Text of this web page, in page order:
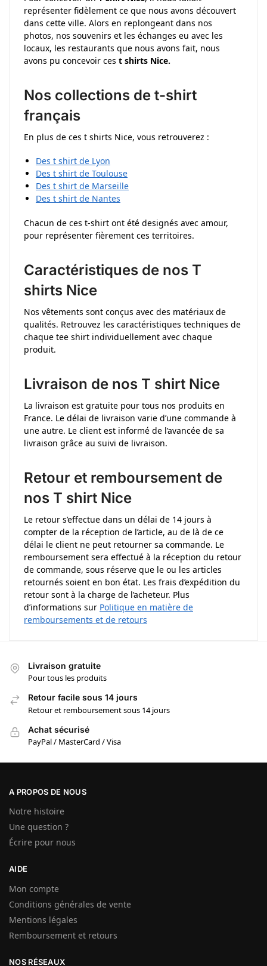
représenter fidèlement ce que nous avons découvert
dans cette ville. Alors en replongeant dans nos
photos, nos souvenirs et les échanges eu avec les
locaux, les restaurants que nous avons fait, nous
avons pu concevoir ces t shirts Nice.
Nos collections de t-shirt
français
En plus de ces t shirts Nice, vous retrouverez :
Des t shirt de Lyon
Des t shirt de Toulouse
Des t shirt de Marseille
Des t shirt de Nantes
Chacun de ces t-shirt ont été designés avec amour,
pour représenter fièrement ces territoires.
Caractéristiques de nos T
shirts Nice
Nos vêtements sont conçus avec des matériaux de
qualités. Retrouvez les caractéristiques techniques de
chaque tee shirt individuellement avec chaque
produit.
Livraison de nos T shirt Nice
La livraison est gratuite pour tous nos produits en
France. Le délai de livraison varie d’une commande à
une autre. Le client est informé de l’avancée de sa
livraison grâce au suivi de livraison.
Retour et remboursement de
nos T shirt Nice
Le retour s’effectue dans un délai de 14 jours à
compter de la réception de l’article, au de là de ce
délai le client ne peut retourner sa commande. Le
remboursement sera effectué à la réception du retour
de commande, sous réserve que le ou les articles
retournés soient en bon état. Les frais d’expédition du
retour sont à la charge de l’acheteur. Plus
d’informations sur Politique en matière de
remboursements et de retours
Livraison gratuite
Pour tous les produits
Retour facile sous 14 jours
Retour et remboursement sous 14 jours
Achat sécurisé
PayPal / MasterCard / Visa
A PROPOS DE NOUS
Notre histoire
Une question ?
Écrire pour nous
AIDE
Mon compte
Conditions générales de vente
Mentions légales
Remboursement et retours
NOS RÉSEAUX